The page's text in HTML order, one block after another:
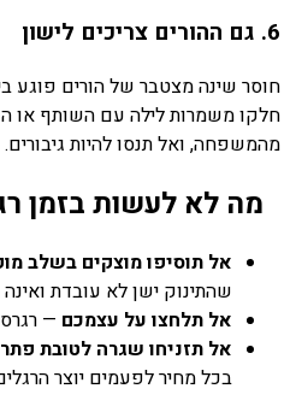
6. גם ההורים צריכים לישון
חוסר שינה מצטבר של הורים פוגע
חלקו משמרות לילה עם השותף או
מהמשפחה, ואל תנסו להיות גיבורים.
מה לא לעשות בזמן
אל תוסיפו מוצקים בשלב
שהתינוק ישן לא עובדת
אל תלחצו על עצמכם —
אל תזניחו שגרה לטובת
בכל מחיר לפעמים יוצר